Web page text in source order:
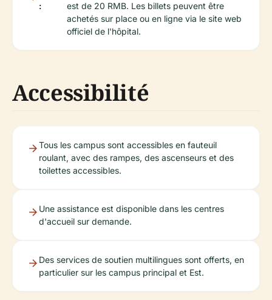
:
est de 20 RMB. Les billets peuvent être
achetés sur place ou en ligne via le site web
officiel de l'hôpital.
Accessibilité
Tous les campus sont accessibles en fauteuil
roulant, avec des rampes, des ascenseurs et des
toilettes accessibles.
Une assistance est disponible dans les centres
d'accueil sur demande.
Des services de soutien multilingues sont offerts, en
particulier sur les campus principal et Est.